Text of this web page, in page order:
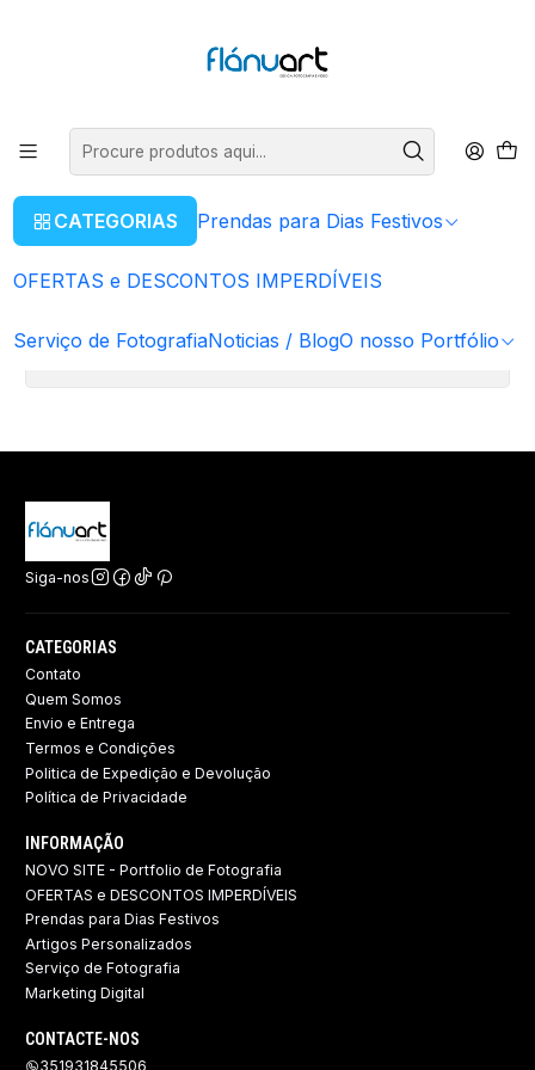
CATEGORIAS Prendas para Dias Festivos
OFERTAS e DESCONTOS IMPERDÍVEIS
Serviço de FotografiaNoticias / BlogO nosso Portfólio
O nosso Portfólio Portfólio de Fotografia
Portfólio de Fotografia
Ainda não há produtos disponíveis aqui
de pesquisa para encontrar outros produtos.
Siga-nos
CATEGORIAS
Contato
Quem Somos
Envio e Entrega
Termos e Condições
Politica de Expedição e Devolução ​
Política de Privacidade
INFORMAÇÃO
NOVO SITE - Portfolio de Fotografia
OFERTAS e DESCONTOS IMPERDÍVEIS
Prendas para Dias Festivos
Artigos Personalizados
Serviço de Fotografia
Marketing Digital
CONTACTE-NOS
351931845506